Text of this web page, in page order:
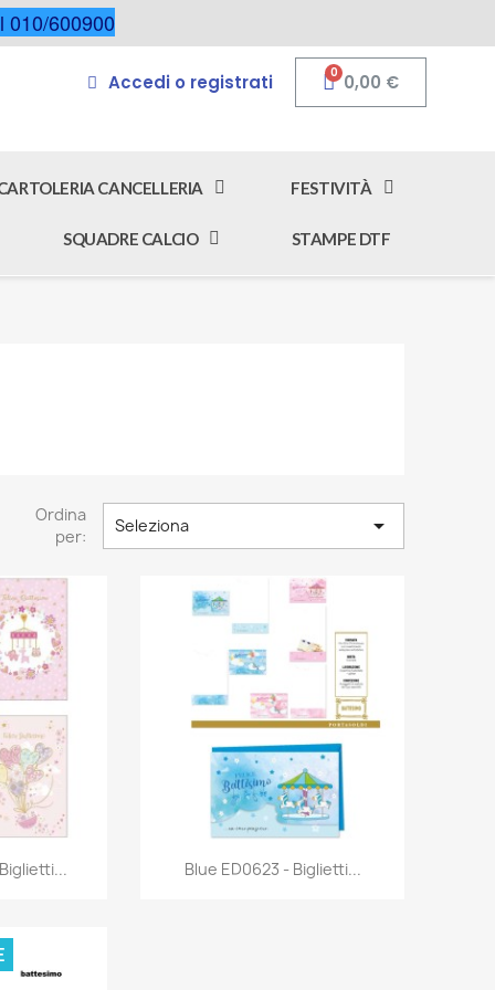
010/600900
Accedi o registrati 0,00 €
CANCELLERIA FESTIVITÀ
SQUADRE CALCIO STAMPE DTF
Ordina
per:
Seleziona 
Anteprima
Blue ED0623 - Biglietti...